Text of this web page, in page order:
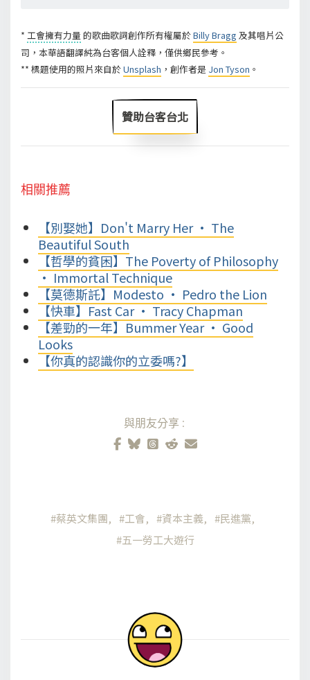
* 工會擁有力量 的歌曲歌詞創作所有權屬於Billy Bragg 及其唱片公
司，本華語翻譯純為台客個人詮釋，僅供鄉民參考。
** 標題使用的照片來自於Unsplash ，創作者是 Jon Tyson 。
贊助台客台北
相關推薦
【別娶她】Don't Marry Her • The
Beautiful South
【哲學的貧困】The Poverty of Philosophy
• Immortal Technique
【莫德斯託】Modesto • Pedro the Lion
【快車】Fast Car • Tracy Chapman
【差勁的一年】Bummer Year • Good
Looks
【你真的認識你的立委嗎?】
與朋友分享:
蔡英文集團 工會 資本主義
民進黨
五一勞工大遊行